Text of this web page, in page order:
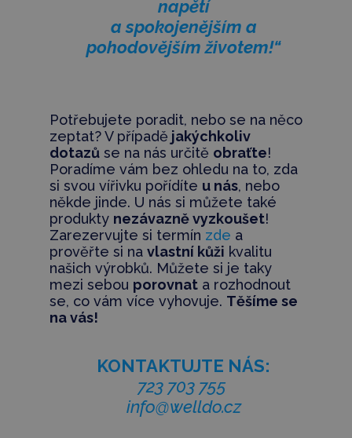
napětí
a spokojenějším a
pohodovějším životem!“
Potřebujete poradit, nebo se na něco
zeptat? V případě jakýchkoliv
dotazůse na nás určitě obraťte!
Poradíme vám bez ohledu na to, zda
si svou vířivku pořídíte u nás, nebo
někde jinde. U nás si můžete také
produkty nezávazně vyzkoušet!
Zarezervujte si termín zde a
prověřte si na vlastní kůži kvalitu
našich výrobků. Můžete si je taky
mezi sebou porovnata rozhodnout
se, co vám více vyhovuje. Těšíme se
na vás!
KONTAKTUJTE NÁS:
723 703 755
info@welldo.cz